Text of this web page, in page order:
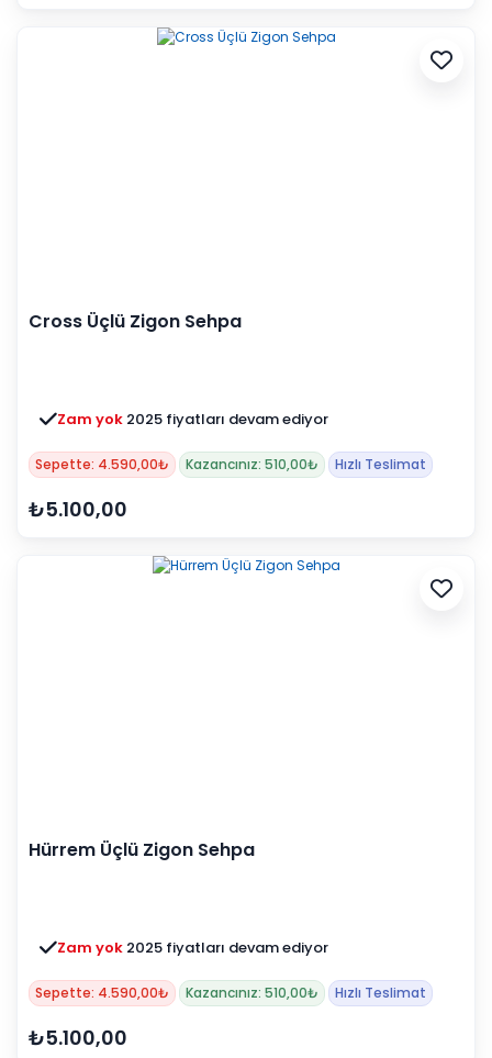
Cross Üçlü Zigon Sehpa
Zam yok 2025 fiyatları devam ediyor
Sepette: 4.590,00₺ Kazancınız: 510,00₺ Hızlı Teslimat
₺5.100,00
Hürrem Üçlü Zigon Sehpa
Zam yok 2025 fiyatları devam ediyor
Sepette: 4.590,00₺ Kazancınız: 510,00₺ Hızlı Teslimat
₺5.100,00